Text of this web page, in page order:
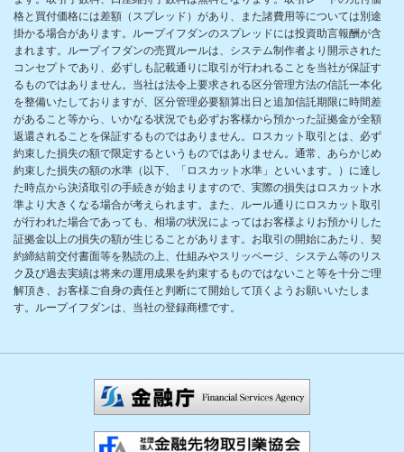
格と買付価格には差額（スプレッド）があり、また諸費用等については別途
掛かる場合があります。ループイフダンのスプレッドには投資助言報酬が含
まれます。ループイフダンの売買ルールは、システム制作者より開示された
コンセプトであり、必ずしも記載通りに取引が行われることを当社が保証す
るものではありません。当社は法令上要求される区分管理方法の信託一本化
を整備いたしておりますが、区分管理必要額算出日と追加信託期限に時間差
があること等から、いかなる状況でも必ずお客様から預かった証拠金が全額
返還されることを保証するものではありません。ロスカット取引とは、必ず
約束した損失の額で限定するというものではありません。通常、あらかじめ
約束した損失の額の水準（以下、「ロスカット水準」といいます。）に達し
た時点から決済取引の手続きが始まりますので、実際の損失はロスカット水
準より大きくなる場合が考えられます。また、ルール通りにロスカット取引
が行われた場合であっても、相場の状況によってはお客様よりお預かりした
証拠金以上の損失の額が生じることがあります。お取引の開始にあたり、契
約締結前交付書面等を熟読の上、仕組みやスリッページ、システム等のリス
ク及び過去実績は将来の運用成果を約束するものではないこと等を十分ご理
解頂き、お客様ご自身の責任と判断にて開始して頂くようお願いいたしま
す。ループイフダンは、当社の登録商標です。